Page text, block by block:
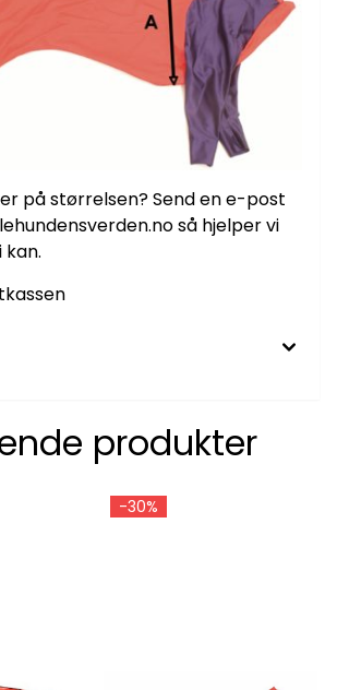
på størrelsen? Send en e-post
så hjelper vi
kan.
produkter
-30%